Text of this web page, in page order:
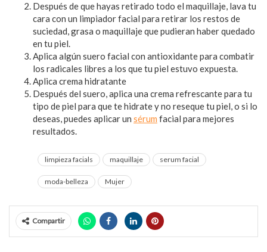
Después de que hayas retirado todo el maquillaje, lava tu
cara con un limpiador facial para retirar los restos de
suciedad, grasa o maquillaje que pudieran haber quedado
en tu piel.
Aplica algún suero facial con antioxidante para combatir
los radicales libres a los que tu piel estuvo expuesta.
Aplica crema hidratante
Después del suero, aplica una crema refrescante para tu
tipo de piel para que te hidrate y no reseque tu piel, o si lo
deseas, puedes aplicar un sérum facial para mejores
resultados.
limpieza facials maquillaje serum facial
moda-belleza Mujer
Compartir